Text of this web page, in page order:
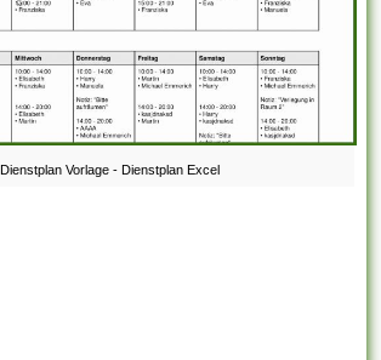
Dienstplan Vorlage - Dienstplan Excel